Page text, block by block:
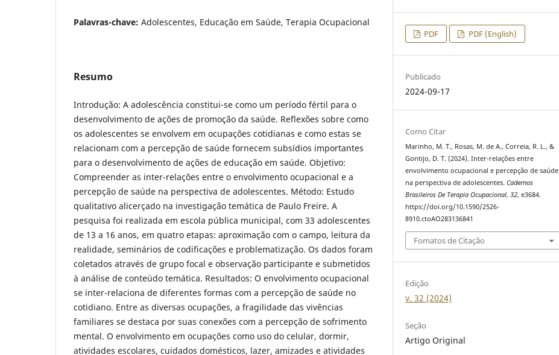
Palavras-chave: Adolescentes, Educação em Saúde, Terapia Ocupacional
Resumo
Introdução: A adolescência constitui-se como um período fértil para o
desenvolvimento de ações de promoção da saúde. Reflexões sobre como
os adolescentes se envolvem em ocupações cotidianas e como estas se
relacionam com a percepção de saúde fornecem subsídios importantes
para o desenvolvimento de ações de educação em saúde. Objetivo:
Compreender as inter-relações entre o envolvimento ocupacional e a
percepção de saúde na perspectiva de adolescentes. Método: Estudo
qualitativo alicerçado na investigação temática de Paulo Freire. A
pesquisa foi realizada em escola pública municipal, com 33 adolescentes
de 13 a 16 anos, em quatro etapas: aproximação com o campo, leitura da
realidade, seminários de codificações e problematização. Os dados foram
coletados através de grupo focal e observação participante e submetidos
à análise de conteúdo temática. Resultados: O envolvimento ocupacional
se inter-relaciona de diferentes formas com a percepção de saúde no
cotidiano. Entre as diversas ocupações, a fragilidade das vivências
familiares se destaca por suas conexões com a percepção de sofrimento
mental. O envolvimento em ocupações como uso do celular, dormir,
atividades escolares, cuidados domésticos, lazer, amizades e atividades
PDF PDF (English)
Publicado
2024-09-17
Como Citar
Marinho, M. T., Rosas, M. de A., Correia, R. L., &
Gontijo, D. T. (2024). Inter-relações entre
envolvimento ocupacional e percepção de saúde
na perspectiva de adolescentes.Cadernos
Brasileiros De Terapia Ocupacional,32, e3684.
https://doi.org/10.1590/2526-
8910.ctoAO283136841
Fomatos de Citação
Edição
v. 32 (2024)
Seção
Artigo Original